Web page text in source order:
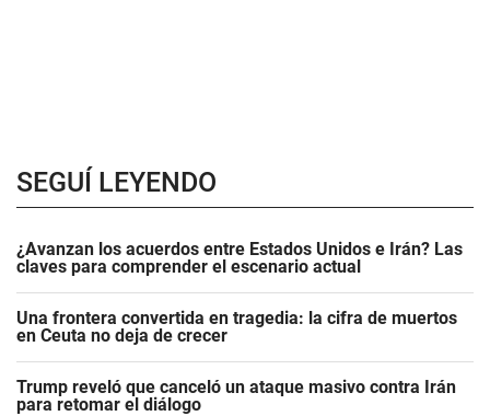
SEGUÍ LEYENDO
¿Avanzan los acuerdos entre Estados Unidos e Irán? Las
claves para comprender el escenario actual
Una frontera convertida en tragedia: la cifra de muertos
en Ceuta no deja de crecer
Trump reveló que canceló un ataque masivo contra Irán
para retomar el diálogo